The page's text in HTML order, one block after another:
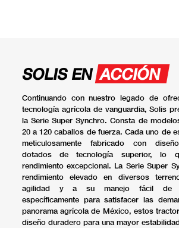
SOLIS ENACCIÓN
Continuando con nuestro legado de
tecnología agrícola de vanguardia, Solis
la Serie Super Synchro. Consta de
20 a 120 caballos de fuerza. Cada uno de
meticulosamente fabricado con
dotados de tecnología superior, lo
rendimiento excepcional. La Serie Super
rendimiento elevado en diversos
agilidad y a su manejo fácil de
específicamente para satisfacer las
panorama agrícola de México, estos
diseño duradero para una mayor